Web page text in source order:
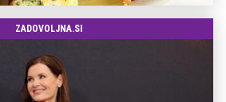
ZADOVOLJNA.SI